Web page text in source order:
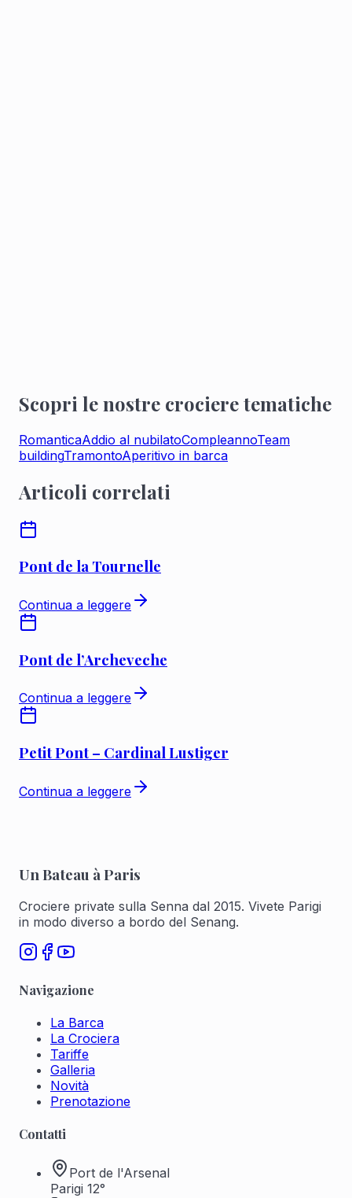
Scopri le nostre crociere tematiche
RomanticaAddio al nubilatoCompleannoTeam
buildingTramontoAperitivo in barca
Articoli correlati
Pont de la Tournelle
Continua a leggere
Pont de l’Archeveche
Continua a leggere
Petit Pont – Cardinal Lustiger
Continua a leggere
Un Bateau à Paris
Crociere private sulla Senna dal 2015. Vivete Parigi
in modo diverso a bordo del Senang.
Navigazione
La Barca
La Crociera
Tariffe
Galleria
Novità
Prenotazione
Contatti
Port de l'Arsenal
Parigi 12°